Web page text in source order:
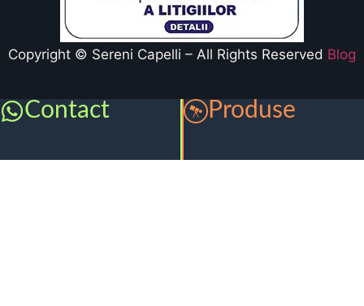
Copyright © Sereni Capelli – All Rights Reserved Blog
Contact Produse